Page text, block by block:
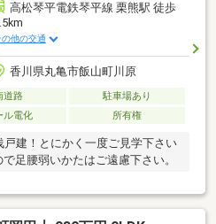
高松琴平電鉄琴平線 栗熊駅 徒歩
の他の交通
香川県丸亀市飯山町川原
道路
駐車場あり
ル電化 所有権
建！とにかく一度ご見学下さい
足腰弱いかたはご遠慮下さい。